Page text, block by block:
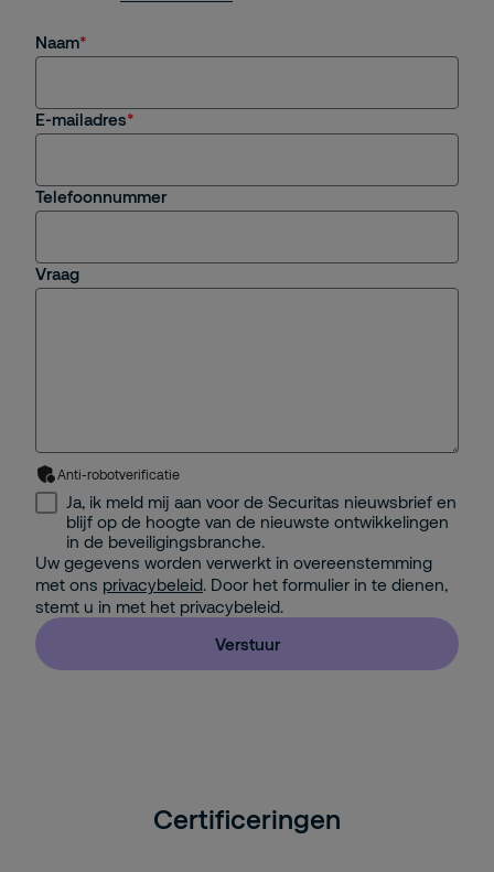
Naam
E-mailadres
Telefoonnummer
Vraag
Anti-robotverificatie
Ja, ik meld mij aan voor de Securitas nieuwsbrief en
blijf op de hoogte van de nieuwste ontwikkelingen
in de beveiligingsbranche.
Uw gegevens worden verwerkt in overeenstemming
met ons privacybeleid. Door het formulier in te dienen,
stemt u in met het privacybeleid.
Verstuur
Certificeringen